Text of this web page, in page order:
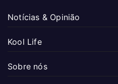
Notícias & Opinião
Kool Life
Sobre nós